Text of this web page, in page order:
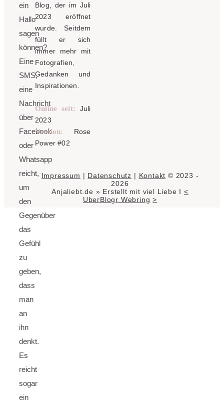
ein
Hallo
sagen
können?
Eine
SMS,
eine
Nachricht
über
Facebook
oder
Whatsapp
reicht,
um
den
Gegenüber
das
Gefühl
zu
geben,
dass
man
an
ihn
denkt.
Es
reicht
sogar
ein
Blog, der im Juli
2023 eröffnet
wurde. Seitdem
füllt er sich
immer mehr mit
Fotografien,
Gedanken und
Inspirationen.
Online seit: Juli
2023
Version:
Rose
Power #02
Impressum | Datenschutz | Kontakt © 2023 -
2026
Anjaliebt.de » Erstellt mit viel Liebe I <
UberBlogr Webring >